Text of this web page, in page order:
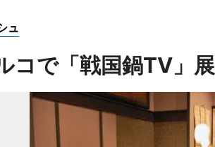
ュ
コで「戦国鍋TV」展